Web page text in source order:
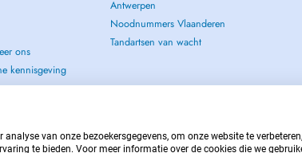
ons
kennisgeving
Antwerpen
Noodnummers Vlaanderen
Tandartsen van wacht
analyse van onze bezoekersgegevens, om onze website te
te bieden. Voor meer informatie over de cookies die we